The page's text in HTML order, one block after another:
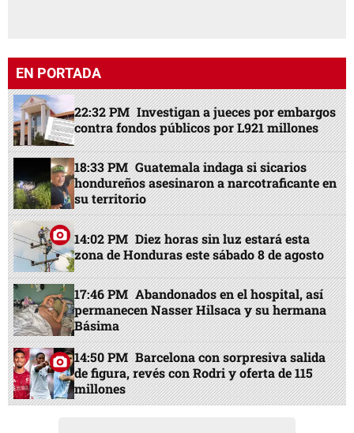
EN PORTADA
22:32 PM Investigan a jueces por embargos
contra fondos públicos por L921 millones
18:33 PM Guatemala indaga si sicarios
hondureños asesinaron a narcotraficante en
su territorio
14:02 PM Diez horas sin luz estará esta
zona de Honduras este sábado 8 de agosto
17:46 PM Abandonados en el hospital, así
permanecen Nasser Hilsaca y su hermana
Básima
14:50 PM Barcelona con sorpresiva salida
de figura, revés con Rodri y oferta de 115
millones